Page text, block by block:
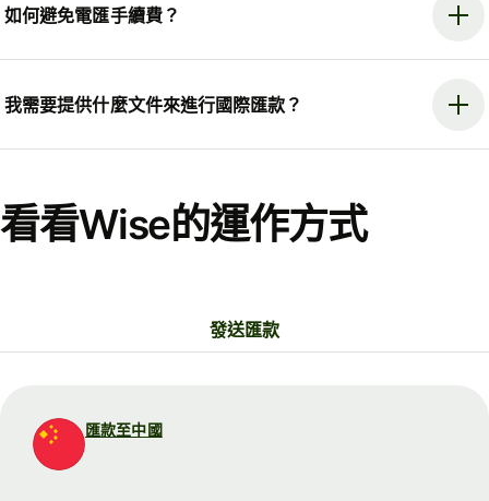
如何避免電匯手續費？
我需要提供什麼文件來進行國際匯款？
看看Wise的運作方式
發送匯款
匯款至中國